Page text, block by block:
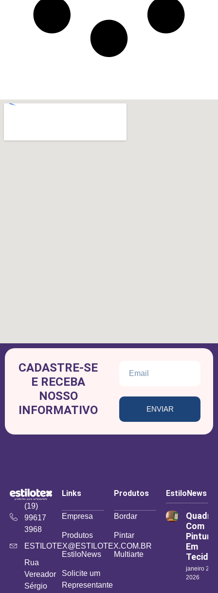
CADASTRE-SE
E RECEBA
NOSSO
INFORMATIVO
ENVIAR
(19)
99617
3968
ESTILOTEX@ESTILOTEX.COM.BR
Rua
Vereador
Sérgio
Links
Empresa
Produtos
EstiloNews
Solicite um
Representante
Produtos
Bordar
Pintar
Multiarte
EstiloNews
Quadro
Com
Pintura
Em
Tecido
janeiro 26,
2026